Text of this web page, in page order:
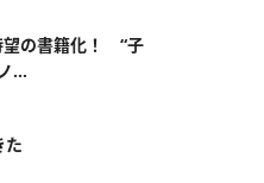
望の書籍化！ “子
...
た